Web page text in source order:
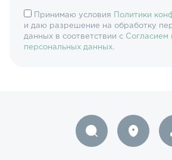
Принимаю условия
Политики
и даю разрешение на обработку
данных в соответствии с Согласием
персональных данных.